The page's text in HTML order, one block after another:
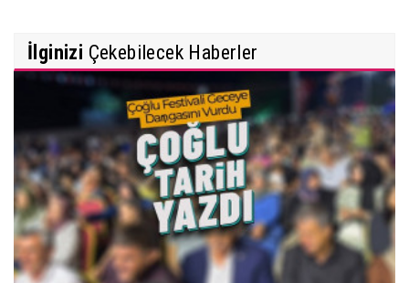
İlginizi Çekebilecek Haberler